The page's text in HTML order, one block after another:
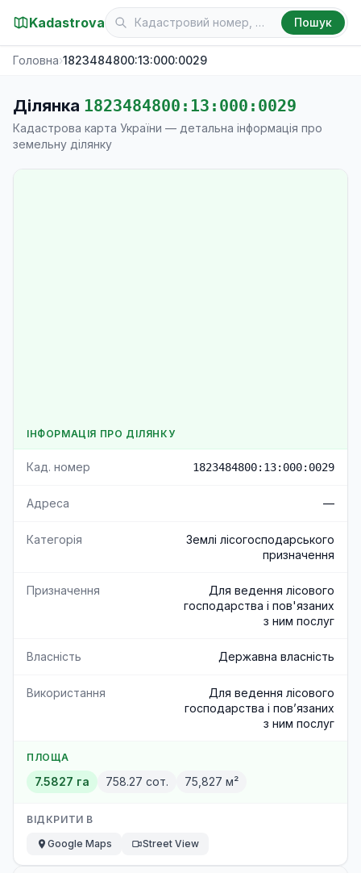
Kadastrova Пошук
Головна›1823484800:13:000:0029
Ділянка 1823484800:13:000:0029
Кадастрова карта України — детальна інформація про
земельну ділянку
ІНФОРМАЦІЯ ПРО ДІЛЯНКУ
Кад. номер 1823484800:13:000:0029
Адреса —
Категорія
Землі лісогосподарського
призначення
Призначення
Для ведення лісового
господарства і пов'язаних
з ним послуг
Власність Державна власність
Використання
Для ведення лісового
господарства і пов’язаних
з ним послуг
ПЛОЩА
7.5827 га 758.27 сот. 75,827 м²
ВІДКРИТИ В
Google Maps
Street View